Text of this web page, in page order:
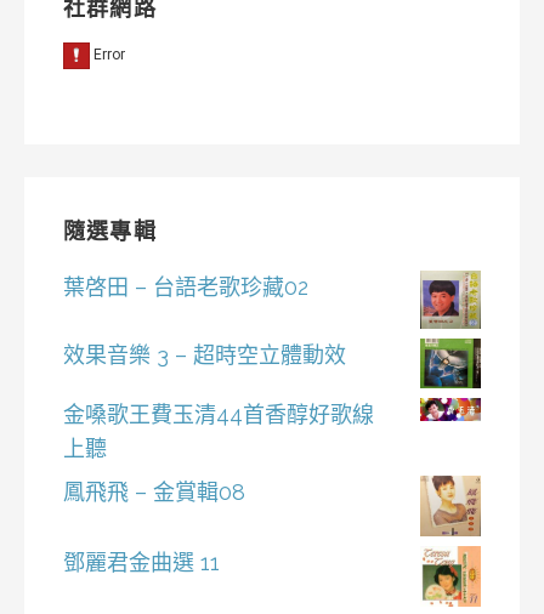
社群網路
隨選專輯
葉啓田 – 台語老歌珍藏02
效果音樂 3 – 超時空立體動效
金嗓歌王費玉清44首香醇好歌線
上聽
鳳飛飛 – 金賞輯08
鄧麗君金曲選 11